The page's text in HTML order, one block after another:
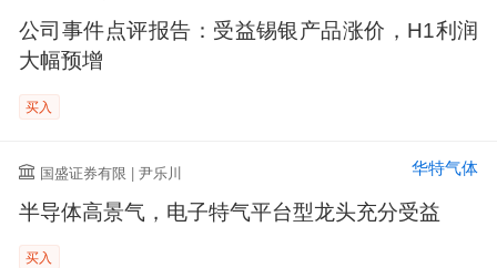
公司事件点评报告：受益锡银产品涨价，H1利润
大幅预增
买入
国盛证券有限 | 尹乐川 华特气体
半导体高景气，电子特气平台型龙头充分受益
买入